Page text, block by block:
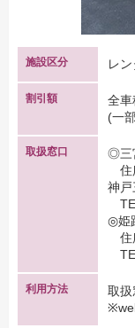
施設区分 レ
割引額
全車
(一
取扱窓口
◎三
住
神戸
◎姫
住
利用方法
取扱